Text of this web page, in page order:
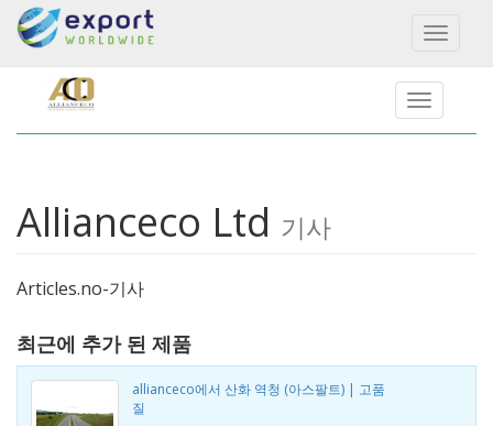
Toggle
Allianceco Ltd 기사
Articles.no-기사
최근에 추가 된 제품
allianceco에서 산화 역청 (아스팔트) | 고품
질